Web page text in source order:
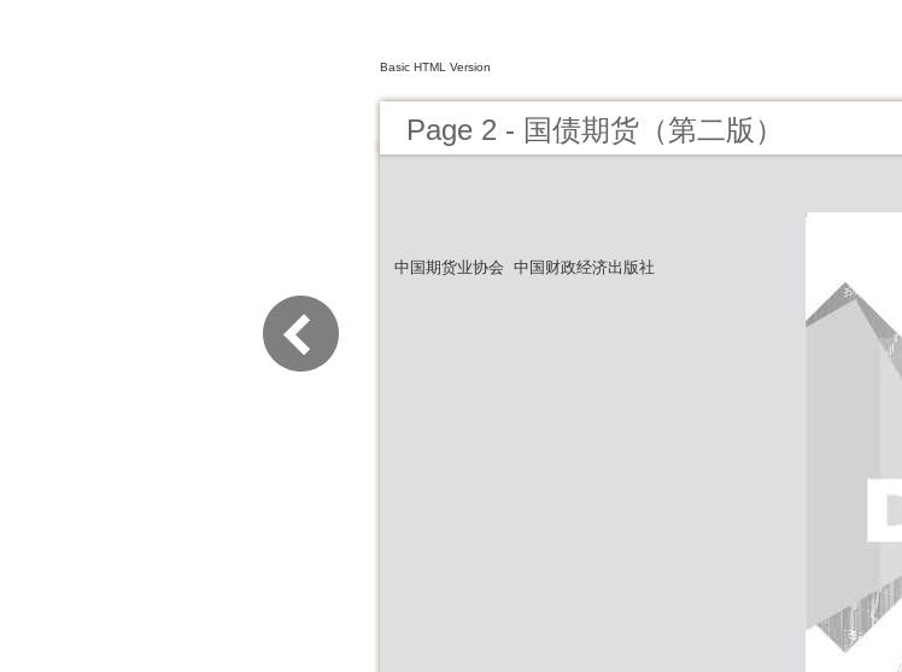
Basic HTML Version
Page 2 - 国债期货（第二版）
中国期货业协会 中国财政经济出版社